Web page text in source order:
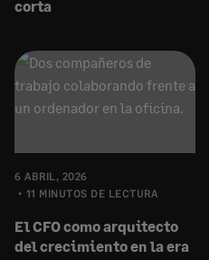
corta
6 ABRIL, 2026
11 MINUTOS DE LECTURA
El CFO como arquitecto
del crecimiento en la era